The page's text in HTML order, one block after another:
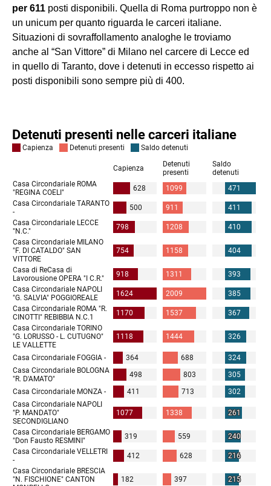
per 611 posti disponibili. Quella di Roma purtroppo non è
un unicum per quanto riguarda le carceri italiane.
Situazioni di sovraffollamento analoghe le troviamo
anche al “San Vittore” di Milano nel carcere di Lecce ed
in quello di Taranto, dove i detenuti in eccesso rispetto ai
posti disponibili sono sempre più di 400.